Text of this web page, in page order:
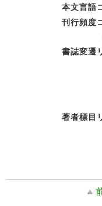
本文言語
刊行頻度
書誌変遷
著者標目